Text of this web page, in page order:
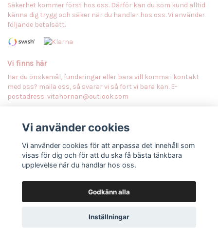
Säkerhet kommer först hos oss. Därför kan du som kund alltid
känna dig trygg och säker när du handlar hos oss. Vi använder
följande betalsätt.
Vi finns här
Har du önskemål, funderingar eller bara vill komma i kontakt
med oss? maila oss, så svarar vi så fort vi bara kan. E-
postadress: vitahornan@outlook.com
Anmäl dig till vårt nyhetsbrev
Prenumerera
Vi använder cookies
Vi använder cookies för att anpassa det innehåll som
visas för dig och för att du ska få bästa tänkbara
upplevelse när du handlar hos oss.
Godkänn alla
Inställningar